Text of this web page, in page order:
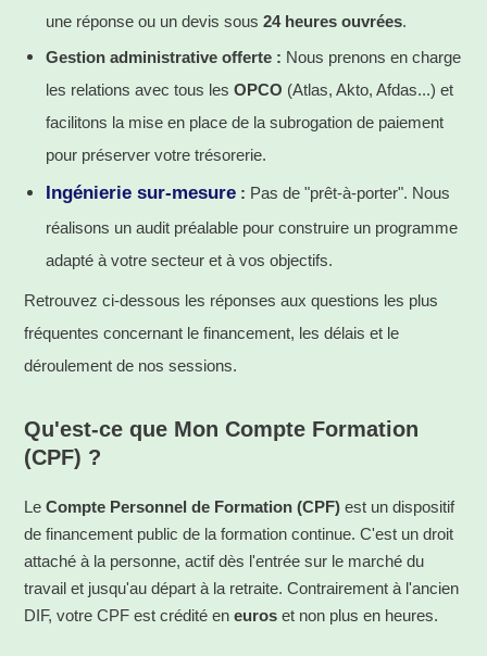
une réponse ou un devis sous 24 heures ouvrées.
Gestion administrative offerte : Nous prenons en charge
les relations avec tous les OPCO (Atlas, Akto, Afdas...) et
facilitons la mise en place de la subrogation de paiement
pour préserver votre trésorerie.
Ingénierie sur-mesure : Pas de "prêt-à-porter". Nous
réalisons un audit préalable pour construire un programme
adapté à votre secteur et à vos objectifs.
Retrouvez ci-dessous les réponses aux questions les plus
fréquentes concernant le financement, les délais et le
déroulement de nos sessions.
Qu'est-ce que Mon Compte Formation
(CPF) ?
Le Compte Personnel de Formation (CPF) est un dispositif
de financement public de la formation continue. C'est un droit
attaché à la personne, actif dès l'entrée sur le marché du
travail et jusqu'au départ à la retraite. Contrairement à l'ancien
DIF, votre CPF est crédité en euros et non plus en heures.